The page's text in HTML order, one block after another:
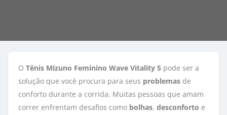
O Tênis Mizuno Feminino Wave Vitality 5 pode ser a
solução que você procura para seus problemas de
conforto durante a corrida. Muitas pessoas que amam
correr enfrentam desafios como bolhas, desconforto e